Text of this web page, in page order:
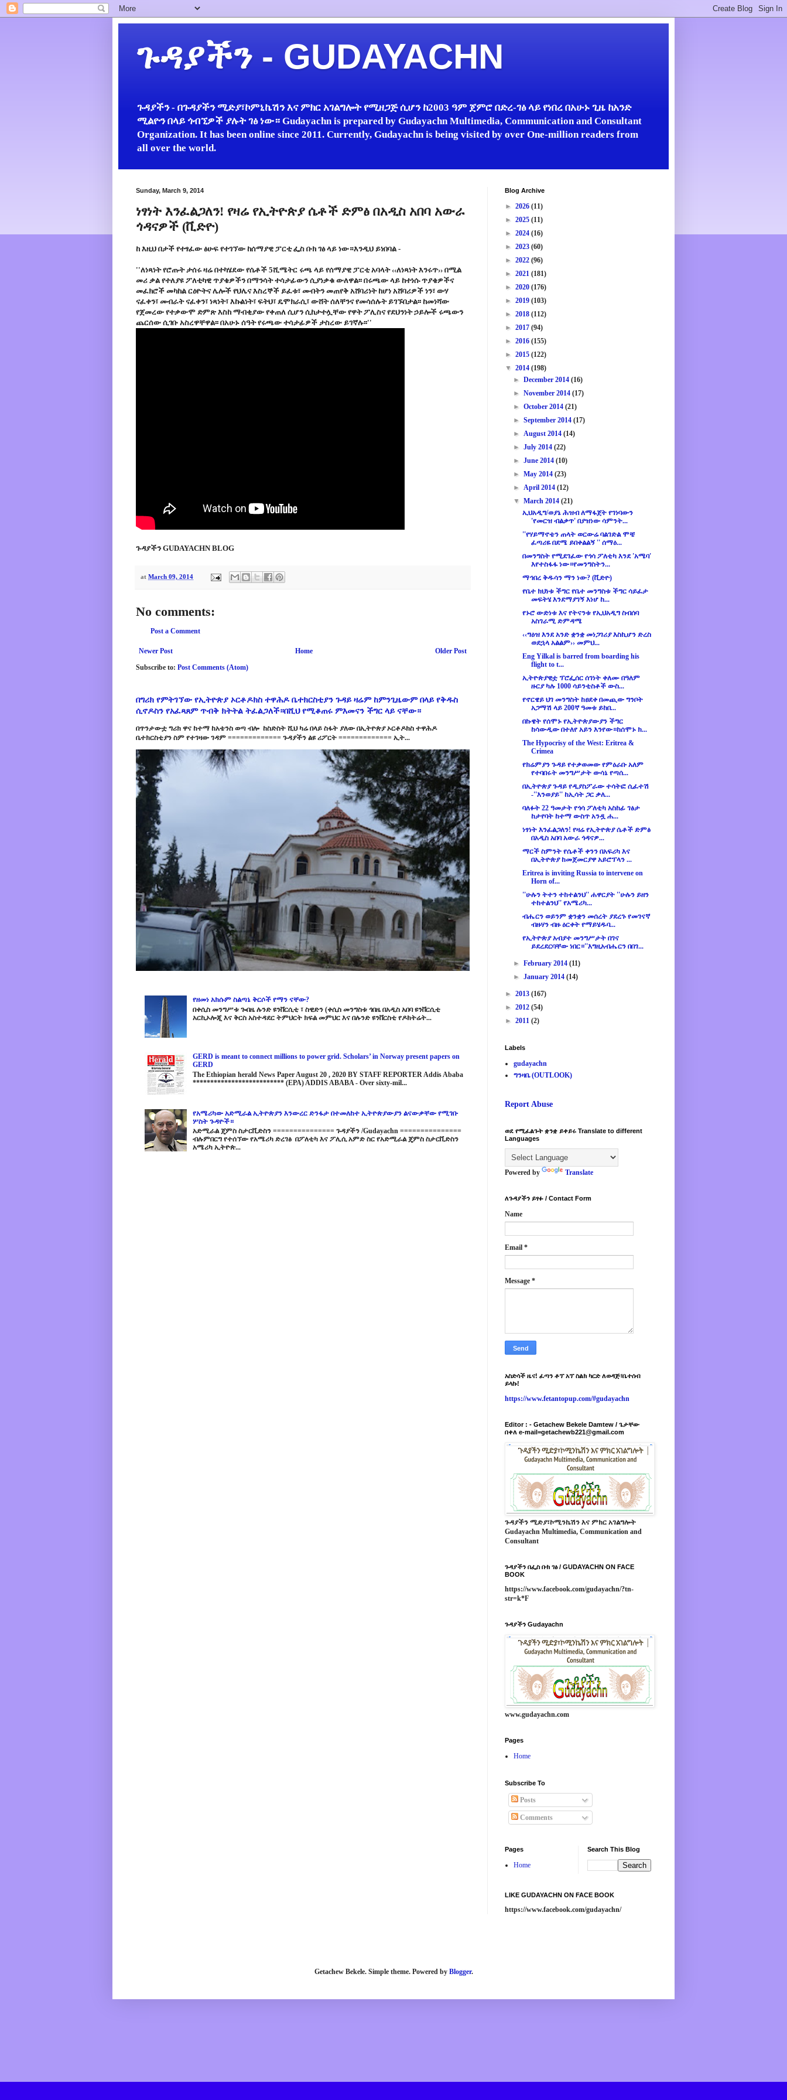
ጉዳያችን - GUDAYACHN
ጉዳያችን - በጉዳያችን ሚድያ፣ኮምኒኬሽን እና ምክር አገልግሎት የሚዘጋጅ ሲሆን ከ2003 ዓም ጀምሮ በድረ-ገፅ ላይ የነበረ በአሁኑ ጊዜ ከአንድ
ሚልዮን በላይ ጎብኚዎች ያሉት ገፅ ነው። Gudayachn is prepared by Gudayachn Multimedia, Communication and Consultant
Organization. It has been online since 2011. Currently, Gudayachn is being visited by over One-million readers from
all over the world.
Sunday, March 9, 2014
ነፃነት እንፈልጋለን! የዛሬ የኢትዮጵያ ሴቶች ድምፅ በአዲስ አበባ አውራ
ጎዳናዎች (ቪድዮ)
ከ እዚህ በታች የተፃፈው ፅሁፍ የተገኘው ከሰማያዊ ፓርቲ ፌስ ቡክ ገፅ ላይ ነው።እንዲህ ይነበባል -
''ለነጻነት የሮጡት ታሰሩ ዛሬ በተካሄደው የሴቶች 5ሺሜትር ሩጫ ላይ የሰማያዊ ፓርቲ አባላት ‹‹ለነጻነት እንሩጥ›› በሚል
መሪ ቃል የተለያዩ ፖለቲካዊ ጥያቄዎችን በማንሳት ተሳታፊውን ሲያነቃቁ ውለዋል፡፡ በሩጫው ላይ ከተነሱ ጥያቄዎችና
መፈክሮች መካከል ርዕዮትና ሌሎች የህሌና እስረኞች ይፈቱ፣ መብትን መጠየቅ አሸባሪነት ከሆነ አሸባሪዎች ነን፣ ውሃ
ናፈቀን፣ መብራት ናፈቀን፣ ነጻነት፣ እኩልነት፣ ፍትህ፣ ዴሞክራሲ፣ ውሸት ሰለቸንና የመሳሰሉት ይገኙበታል፡፡ ከመነሻው
የጀመረው የተቃውሞ ድምጽ እስከ ማብቂያው የቀጠለ ሲሆን ሲከታተሏቸው የዋት ፖሊስና የደህንነት ኃይሎች ሩጫውን
ጨርሰው ሲገቡ አስረዋቸዋል፡፡ በአሁኑ ሰዓት የሩጫው ተሳታፊዎች ታስረው ይገኛሉ፡፡''
ጉዳያችን GUDAYACHN BLOG
at March 09, 2014
No comments:
Post a Comment
Newer Post Older Post
Home
Subscribe to: Post Comments (Atom)
በግሪክ የምትገኘው የኢትዮጵያ ኦርቶዶክስ ተዋሕዶ ቤተክርስቲያን ጉዳይ ዛሬም ከምንጊዜውም በላይ የቅዱስ
ሲኖዶስን የአፈጻጸም ጥብቅ ክትትል ትፈልጋለች።በሺህ የሚቆጠሩ ምእመናን ችግር ላይ ናቸው።
በጥንታውቷ ግሪክ ዋና ከተማ ከአቴንስ ወጣ ብሎ ከስድስት ሺህ ካሬ በላይ ስፋት ያለው በኢትዮጵያ ኦርቶዶክስ ተዋሕዶ
ቤተክርስቲያን ስም የተገዛው ገዳም ============= ጉዳያችን ልዩ ሪፖርት ============= ኢት...
የዘመነ አክሱም ስልጣኔ ቅርሶች የማን ናቸው?
በቀሲስ መንግሥቱ ጐበዜ ሉንድ ዩንቨርሲቲ ፣ ስዊድን (ቀሲስ መንግስቱ ጎበዜ በአዲስ አበባ ዩንቨርሲቲ
አርኪኦሎጂ እና ቅርስ አስተዳደር ትምህርት ክፍል መምህር እና በሉንድ ዩንቨርስቲ የዶክትሬት...
GERD is meant to connect millions to power grid. Scholars’ in Norway present papers on
GERD
The Ethiopian herald News Paper August 20 , 2020 BY STAFF REPORTER Addis Ababa
************************** (EPA) ADDIS ABABA - Over sixty-mil...
የአሜሪካው አድሚራል ኢትዮጵያን እንውረር ድንፋታ በተመለከተ ኢትዮጵያውያን ልናውቃቸው የሚገቡ
ሦስት ጉዳዮች።
አድሚራል ጄምስ ስታርቪድስን =============== ጉዳያችን /Gudayachn ===============
ብሉምበርግ የተሰኘው የአሜሪካ ድረገፅ በፖለቲካ እና ፖሊሲ አምድ ስር የአድሚራል ጄምስ ስታርቪድስን
አሜሪካ ኢትዮጵ...
Blog Archive
► 2026 (11)
► 2025 (11)
► 2024 (16)
► 2023 (60)
► 2022 (96)
► 2021 (181)
► 2020 (176)
► 2019 (103)
► 2018 (112)
► 2017 (94)
► 2016 (155)
► 2015 (122)
▼ 2014 (198)
►December 2014(16)
►November 2014(17)
►October 2014(21)
►September 2014(17)
►August 2014(14)
►July 2014(22)
►June 2014(10)
►May 2014(23)
►April 2014(12)
▼March 2014(21)
ኢህአዲግ/ወያኔ ሕዝብ ለማፋጀት የገነባውን
'የመርዝ ብልቃጥ' በያዝነው ሳምንት...
''የሃይማኖቴን ጠላት ወርውሬ ባልገድል ሞቼ
ፈጣሪዬ በደሜ ይበቀልልኝ '' ሰማዕ...
በመንግስት የሚደገፈው የጎሳ ፖለቲካ እንደ 'አሜባ'
እየተስፋፋ ነው።የመንግስትን...
ማኅበረ ቅዱሳን ማን ነው? (ቪድዮ)
የቤተ ክህነቱ ችግር የቤተ መንግስቱ ችግር ሳይፈታ
መፍትሄ እንደማያገኝ እነሆ ከ...
የኑሮ ውድነቱ እና የትናንቱ የኢህአዲግ ስብሰባ
አስገራሚ ድምዳሜ
‹‹ግዕዝ እንደ አንድ ቋንቋ መነጋገሪያ እስኪሆን ድረስ
ወደኋላ አልልም›› መምህ...
Eng Yilkal is barred from boarding his
flight to t...
ኢትዮጵያዊቷ ፕሮፌሰር ሰገነት ቀለሙ በዓለም
ዙርያ ካሉ 1000 ሳይንቲስቶች ውስ...
የኖርዌይ ህገ መንግስት ከፀደቀ በመጪው ግንቦት
አጋማሽ ላይ 200ኛ ዓመቱ ይከበ...
በኩዌት የሰሞኑ የኢትዮጵያውያን ችግር
ከሳውዲው በተለየ አይን እንየው።ከሰሞኑ ክ...
The Hypocrisy of the West: Eritrea &
Crimea
የክሬምያን ጉዳይ የተቃወመው የምዕራቡ አለም
የተባበሩት መንግሥታት ውሳኔ የጣሰ...
በኢትዮጵያ ጉዳይ የዲያስፖራው ተሳትፎ ሲፈተሽ
-''እንወያይ'' ከኢሳት ጋር ቃለ...
ባለፉት 22 ዓመታት የጎሳ ፖለቲካ አስከፊ ገፅታ
ከታየባት ከተማ ውስጥ አንዷ ሐ...
ነፃነት እንፈልጋለን! የዛሬ የኢትዮጵያ ሴቶች ድምፅ
በአዲስ አበባ አውራ ጎዳናዎ...
ማርች ስምንት የሴቶች ቀንን በአፍሪካ እና
በኢትዮጵያ ከመጀመርያዋ አይሮፕላን ...
Eritrea is inviting Russia to intervene on
Horn of...
''ሁሉን ትተን ተከተልንህ'' ሐዋርያት ''ሁሉን ይዘን
ተከተልንህ'' የአሜሪካ...
ብሔርን ወይንም ቋንቋን መሰረት ያደረጉ የመገናኛ
ብዙሃን ብዙ ዕርቀት የማይሄዱባ...
የኢትዮጵያ አብያተ መንግሥታት በገና
ይደረደርባቸው ነበር።''እግዚአብሔርን በበገ...
►February 2014(11)
►January 2014(14)
► 2013 (167)
► 2012 (54)
► 2011 (2)
Labels
gudayachn
ግንዛቤ (OUTLOOK)
Report Abuse
ወደ የሚፈልጉት ቋንቋ ይቀይሩ Translate to different
Languages
Powered by Translate
ለጉዳያችን ይፃፉ / Contact Form
Name
Email *
Message *
አስድሳች ዜና! ፈጣን ቶፕ አፕ ስልክ ካርድ ለወዳጅ፣ቤተሰብ
ይላኩ!
https://www.fetantopup.com/#gudayachn
Editor : - Getachew Bekele Damtew / ጌታቸው
በቀለ e-mail=getachewb221@gmail.com
ጉዳያችን ሚድያ፣ኮሚንኬሽን እና ምክር አገልግሎት
Gudayachn Multimedia, Communication and
Consultant
ጉዳያችን በፌስ ቡክ ገፅ / GUDAYACHN ON FACE
BOOK
https://www.facebook.com/gudayachn/?tn-
str=k*F
ጉዳያችን Gudayachn
www.gudayachn.com
Pages
Home
Subscribe To
Posts
Comments
Pages
Home
Search This Blog
LIKE GUDAYACHN ON FACE BOOK
https://www.facebook.com/gudayachn/
Getachew Bekele. Simple theme. Powered by Blogger.